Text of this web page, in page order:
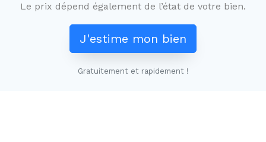
Le prix dépend également de l’état de votre bien.
J'estime mon bien
Gratuitement et rapidement !